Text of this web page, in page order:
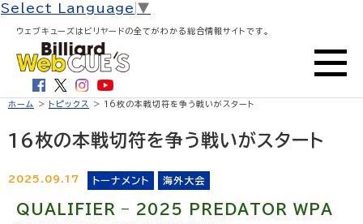
Select Language ▼
ウェブキューズはビリヤードの全てがわかる総合情報サイトです。
ホーム > トピックス > 16枚の本戦切符を争う戦いがスタート
16枚の本戦切符を争う戦いがスタート
2025.09.17 トーナメント 海外大会
QUALIFIER – 2025 PREDATOR WPA